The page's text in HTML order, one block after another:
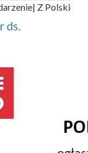
| Z Polski
ds.